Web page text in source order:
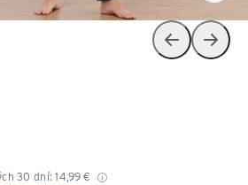
30 dní: 14,99 €